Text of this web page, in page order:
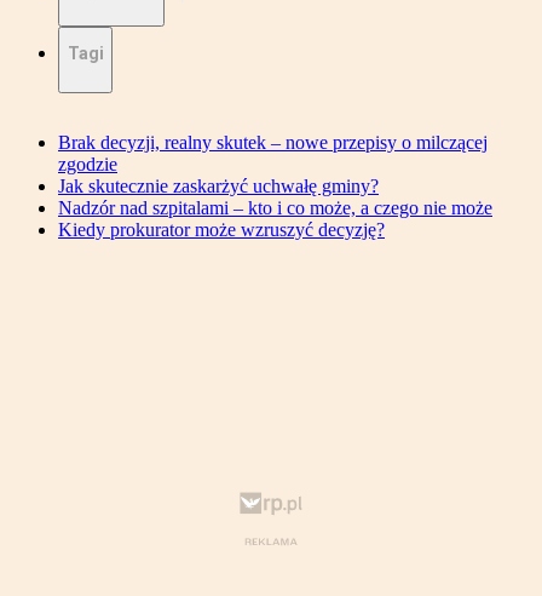
Tagi
Brak decyzji, realny skutek – nowe przepisy o milczącej
zgodzie
Jak skutecznie zaskarżyć uchwałę gminy?
Nadzór nad szpitalami – kto i co może, a czego nie może
Kiedy prokurator może wzruszyć decyzję?